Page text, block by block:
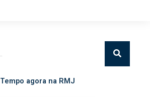
Tempo agora na RMJ